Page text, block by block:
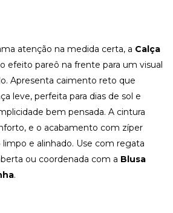
atenção na medida certa, a Calça
efeito pareô na frente para um visual
Apresenta caimento reto que
leve, perfeita para dias de sol e
bem pensada. A cintura
e o acabamento com zíper
e alinhado. Use com regata
ou coordenada com a Blusa
.